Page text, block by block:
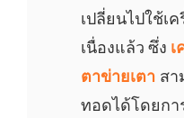
เปลี่ยนไปใช้เ
เนื่องแล้ว ซึ่ง
ตาข่ายเตา สา
ทอดได้โดยกา